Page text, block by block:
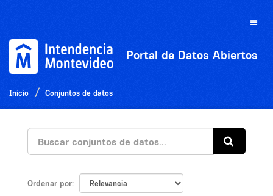
Toggle
Portal de Datos Abiertos
Inicio Conjuntos de datos
Ordenar por